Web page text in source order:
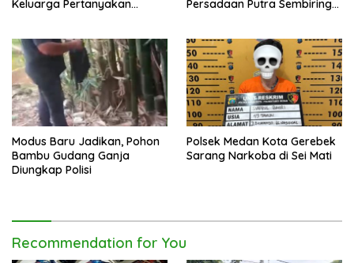
Keluarga Pertanyakan
Persadaan Putra Sembiring
Modus Baru Jadikan, Pohon
Bambu Gudang Ganja
Diungkap Polisi
Polsek Medan Kota Gerebek
Sarang Narkoba di Sei Mati
Recommendation for You